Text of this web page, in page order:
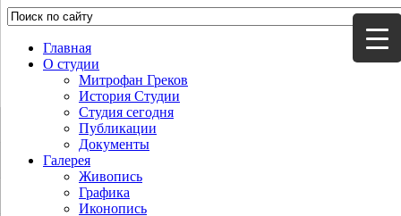
Главная
О студии
Митрофан Греков
История Студии
Студия сегодня
Публикации
Документы
Галерея
Живопись
Графика
Иконопись